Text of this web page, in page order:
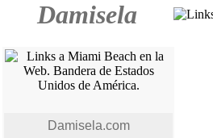
Damisela
Damisela.com